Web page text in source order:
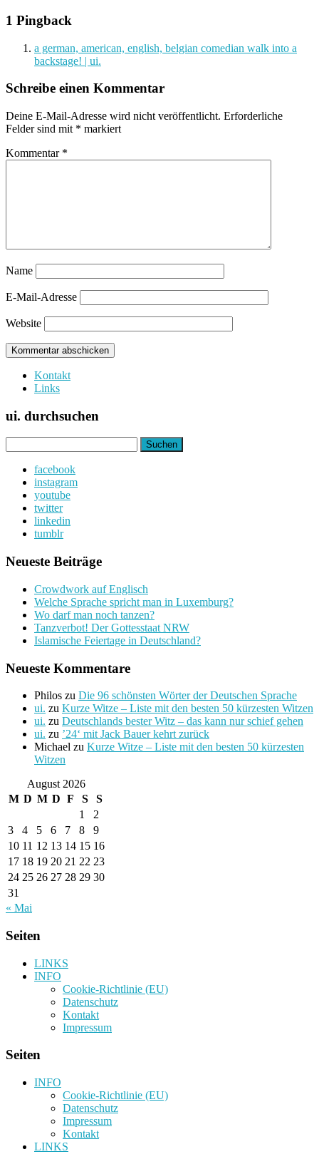
1 Pingback
a german, american, english, belgian comedian walk into a
backstage! | ui.
Schreibe einen Kommentar
Deine E-Mail-Adresse wird nicht veröffentlicht. Erforderliche
Felder sind mit * markiert
Kommentar *
Name
E-Mail-Adresse
Website
Kontakt
Links
ui. durchsuchen
nach:
facebook
instagram
youtube
twitter
linkedin
tumblr
Neueste Beiträge
Crowdwork auf Englisch
Welche Sprache spricht man in Luxemburg?
Wo darf man noch tanzen?
Tanzverbot! Der Gottesstaat NRW
Islamische Feiertage in Deutschland?
Neueste Kommentare
Philos zu Die 96 schönsten Wörter der Deutschen Sprache
ui. zu Kurze Witze – Liste mit den besten 50 kürzesten Witzen
ui. zu Deutschlands bester Witz – das kann nur schief gehen
ui. zu ’24‘ mit Jack Bauer kehrt zurück
Michael zu Kurze Witze – Liste mit den besten 50 kürzesten
Witzen
August 2026
M D M D F S
S
1
2
3
4 5 6 7 8
9
10 11 12 13 14 15 16
17 18 19 20 21 22 23
24 25 26 27 28 29 30
31
« Mai
Seiten
LINKS
INFO
Cookie-Richtlinie (EU)
Datenschutz
Kontakt
Impressum
Seiten
INFO
Cookie-Richtlinie (EU)
Datenschutz
Impressum
Kontakt
LINKS